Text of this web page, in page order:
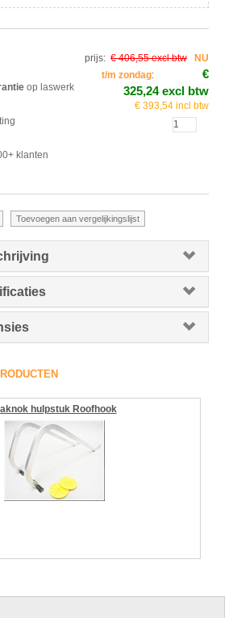
op laswerk
klanten
prijs: € 406,55 excl btw
NU
t/m zondag:
€
325,24 excl btw
€ 393,54 incl btw
hulpstuk Roofhook